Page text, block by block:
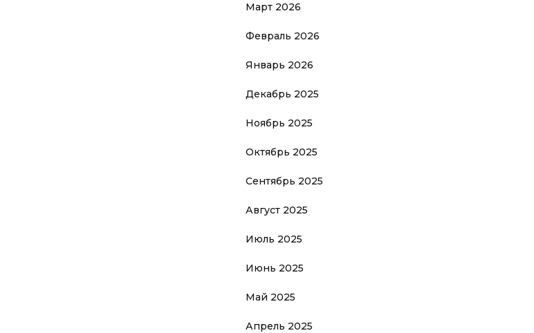
Март 2026
Февраль 2026
Январь 2026
Декабрь 2025
Ноябрь 2025
Октябрь 2025
Сентябрь 2025
Август 2025
Июль 2025
Июнь 2025
Май 2025
Апрель 2025